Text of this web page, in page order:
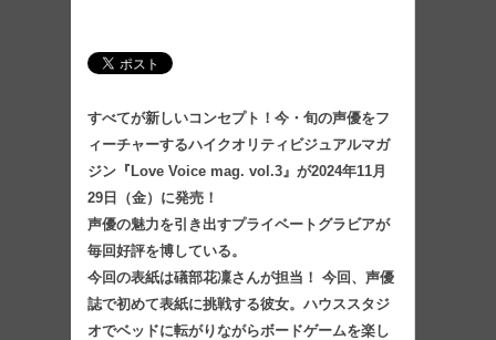
すべてが新しいコンセプト！今・旬の声優をフ
ィーチャーするハイクオリティビジュアルマガ
ジン『Love Voice mag. vol.3』が2024年11月
29日（金）に発売！
声優の魅力を引き出すプライベートグラビアが
毎回好評を博している。
今回の表紙は礒部花凜さんが担当！ 今回、声優
誌で初めて表紙に挑戦する彼女。ハウススタジ
オでベッドに転がりながらボードゲームを楽し